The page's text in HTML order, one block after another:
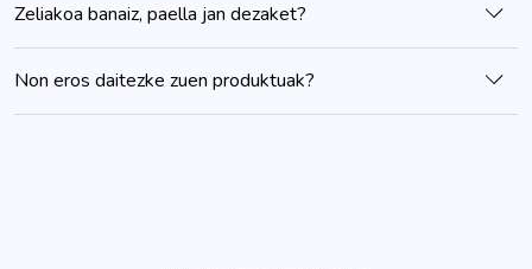
Zeliakoa banaiz, paella jan dezaket?
Non eros daitezke zuen produktuak?